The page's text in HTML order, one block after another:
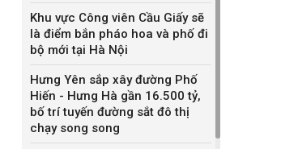
Khu vực Công viên Cầu Giấy sẽ
là điểm bắn pháo hoa và phố đi
bộ mới tại Hà Nội
Hưng Yên sắp xây đường Phố
Hiến - Hưng Hà gần 16.500 tỷ,
bố trí tuyến đường sắt đô thị
chạy song song